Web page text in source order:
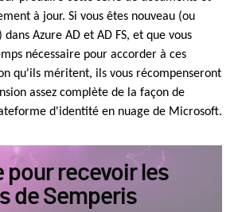
à jour. Si vous êtes nouveau (ou
Azure AD et AD FS, et que vous
nécessaire pour accorder à ces
qu'ils méritent, ils vous récompenseront
assez complète de la façon de
d'identité en nuage de Microsoft.
pour recevoir les
de Semperis